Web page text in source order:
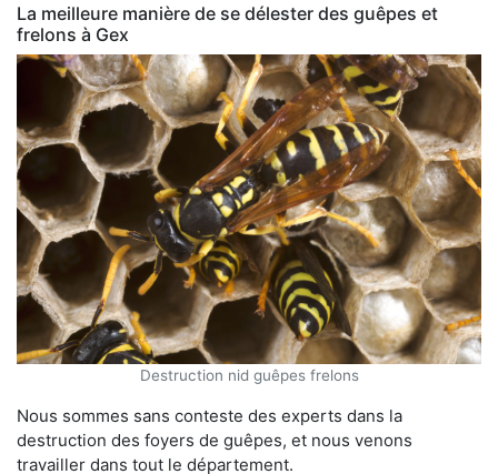
La meilleure manière de se délester des guêpes et
frelons à Gex
Destruction nid guêpes frelons
Nous sommes sans conteste des experts dans la
destruction des foyers de guêpes, et nous venons
travailler dans tout le département.